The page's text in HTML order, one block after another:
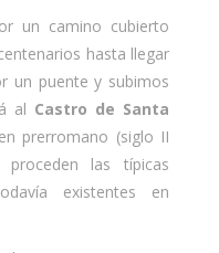
un camino cubierto
hasta llegar
un puente y subimos
al Castro de Santa
prerromano (siglo II
las típicas
existentes en